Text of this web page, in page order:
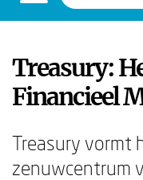
Treasury:
Financieel
Treasury vormt
zenuwcentrum